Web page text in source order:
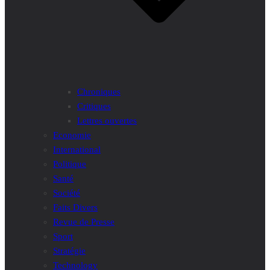
Chroniques
Critiques
Lettres ouvertes
Economie
International
Politique
Santé
Société
Faits Divers
Revue de Presse
Sport
Stratégie
Technology